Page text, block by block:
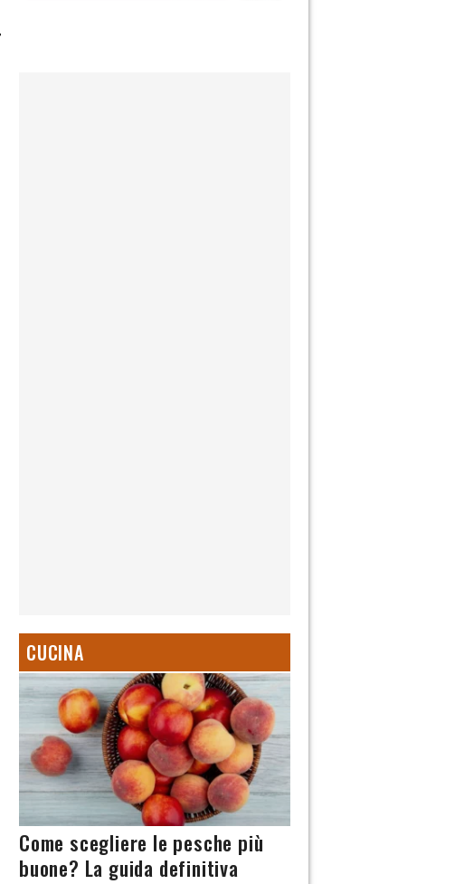
CUCINA
Come scegliere le pesche più
buone? La guida definitiva